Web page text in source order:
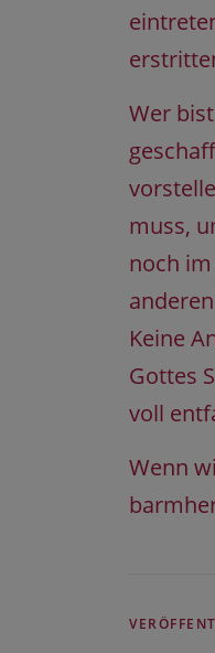
Wer
muss,
noch
Keine
Gottes
voll
Wenn